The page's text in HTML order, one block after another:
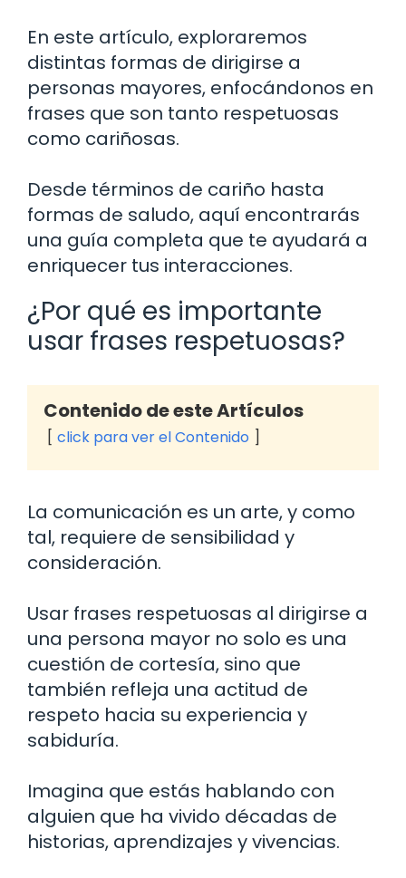
En este artículo, exploraremos
distintas formas de dirigirse a
personas mayores, enfocándonos en
frases que son tanto respetuosas
como cariñosas.
Desde términos de cariño hasta
formas de saludo, aquí encontrarás
una guía completa que te ayudará a
enriquecer tus interacciones.
¿Por qué es importante
usar frases respetuosas?
Contenido de este Artículos
click para ver el Contenido
La comunicación es un arte, y como
tal, requiere de sensibilidad y
consideración.
Usar frases respetuosas al dirigirse a
una persona mayor no solo es una
cuestión de cortesía, sino que
también refleja una actitud de
respeto hacia su experiencia y
sabiduría.
Imagina que estás hablando con
alguien que ha vivido décadas de
historias, aprendizajes y vivencias.